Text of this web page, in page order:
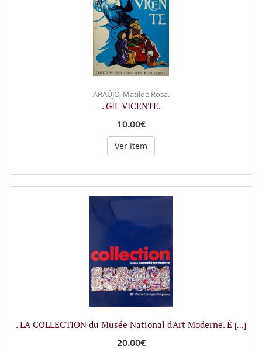
ARAÚJO, Matilde Rosa.
. GIL VICENTE.
10.00€
Ver Item
. LA COLLECTION du Musée National d'Art Moderne. É [...]
20.00€